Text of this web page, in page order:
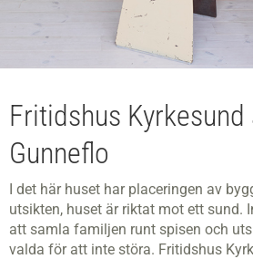
Fritidshus
Gunneflo
I det här huset har placeringen av
utsikten, huset är riktat mot ett sund.
att samla familjen runt spisen och
valda för att inte störa. Fritidshus